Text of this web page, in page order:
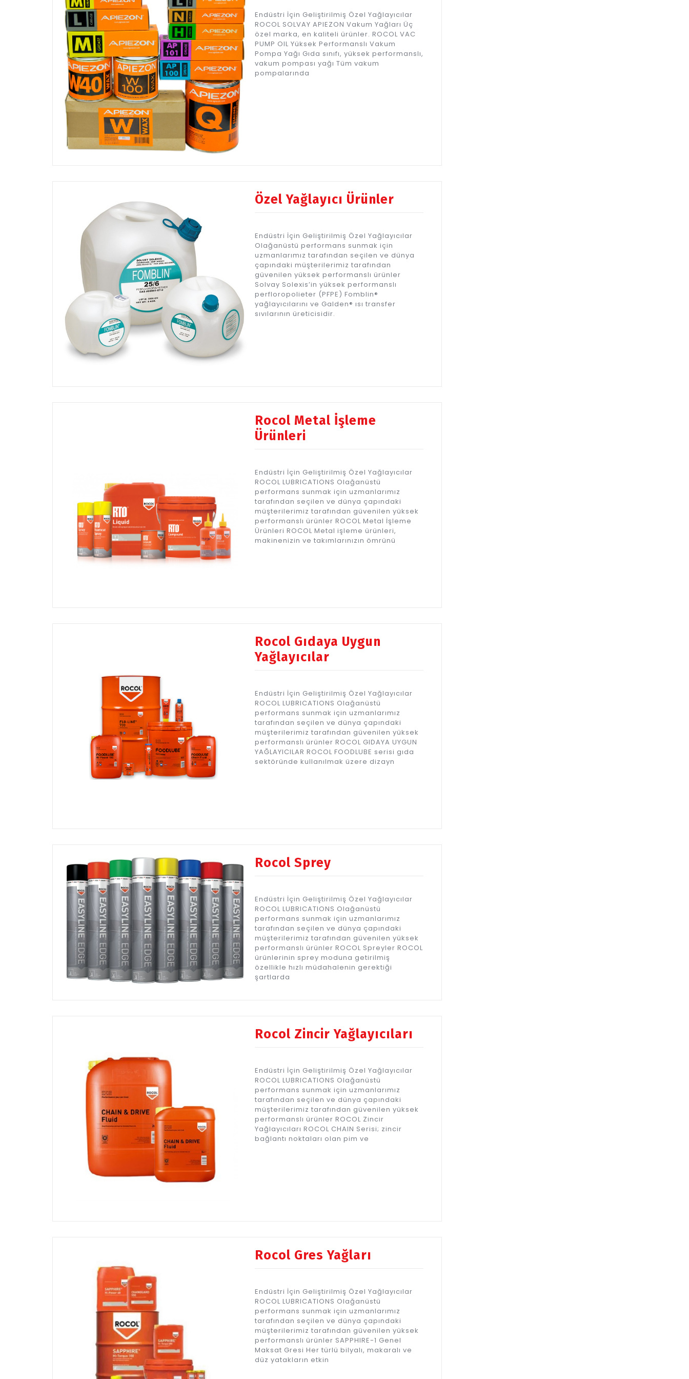
Endüstri İçin Geliştirilmiş Özel Yağlayıcılar
ROCOL SOLVAY APIEZON Vakum Yağları Üç
özel marka, en kaliteli ürünler. ROCOL VAC
PUMP OIL Yüksek Performanslı Vakum
Pompa Yağı Gıda sınıfı, yüksek performanslı,
vakum pompası yağı Tüm vakum
pompalarında
Özel Yağlayıcı Ürünler
Endüstri İçin Geliştirilmiş Özel Yağlayıcılar
Olağanüstü performans sunmak için
uzmanlarımız tarafından seçilen ve dünya
çapındaki müşterilerimiz tarafından
güvenilen yüksek performanslı ürünler
Solvay Solexis’in yüksek performanslı
perfloropolieter (PFPE) Fomblin®
yağlayıcılarını ve Galden® ısı transfer
sıvılarının üreticisidir.
Rocol Metal İşleme
Ürünleri
Endüstri İçin Geliştirilmiş Özel Yağlayıcılar
ROCOL LUBRICATIONS Olağanüstü
performans sunmak için uzmanlarımız
tarafından seçilen ve dünya çapındaki
müşterilerimiz tarafından güvenilen yüksek
performanslı ürünler ROCOL Metal İşleme
Ürünleri ROCOL Metal işleme ürünleri,
makinenizin ve takımlarınızın ömrünü
Rocol Gıdaya Uygun
Yağlayıcılar
Endüstri İçin Geliştirilmiş Özel Yağlayıcılar
ROCOL LUBRICATIONS Olağanüstü
performans sunmak için uzmanlarımız
tarafından seçilen ve dünya çapındaki
müşterilerimiz tarafından güvenilen yüksek
performanslı ürünler ROCOL GIDAYA UYGUN
YAĞLAYICILAR ROCOL FOODLUBE serisi gıda
sektöründe kullanılmak üzere dizayn
Rocol Sprey
Endüstri İçin Geliştirilmiş Özel Yağlayıcılar
ROCOL LUBRICATIONS Olağanüstü
performans sunmak için uzmanlarımız
tarafından seçilen ve dünya çapındaki
müşterilerimiz tarafından güvenilen yüksek
performanslı ürünler ROCOL Spreyler ROCOL
ürünlerinin sprey moduna getirilmiş
özellikle hızlı müdahalenin gerektiği
şartlarda
Rocol Zincir Yağlayıcıları
Endüstri İçin Geliştirilmiş Özel Yağlayıcılar
ROCOL LUBRICATIONS Olağanüstü
performans sunmak için uzmanlarımız
tarafından seçilen ve dünya çapındaki
müşterilerimiz tarafından güvenilen yüksek
performanslı ürünler ROCOL Zincir
Yağlayıcıları ROCOL CHAIN Serisi; zincir
bağlantı noktaları olan pim ve
Rocol Gres Yağları
Endüstri İçin Geliştirilmiş Özel Yağlayıcılar
ROCOL LUBRICATIONS Olağanüstü
performans sunmak için uzmanlarımız
tarafından seçilen ve dünya çapındaki
müşterilerimiz tarafından güvenilen yüksek
performanslı ürünler SAPPHIRE-1 Genel
Maksat Gresi Her türlü bilyalı, makaralı ve
düz yatakların etkin